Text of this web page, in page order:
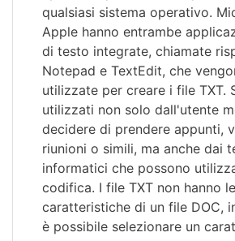
qualsiasi sistema operativo.
Apple hanno entrambe
di testo integrate, chiamate
Notepad e TextEdit, che
utilizzate per creare i file TXT.
utilizzati non solo dall'utente
decidere di prendere appunti,
riunioni o simili, ma anche dai
informatici che possono
codifica. I file TXT non hanno
caratteristiche di un file DOC,
è possibile selezionare un